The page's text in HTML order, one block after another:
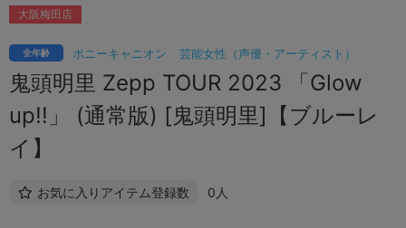
ポニーキャニオン 芸能女性（声優・アーティスト）
全年齢
鬼頭明里 Zepp TOUR 2023 「Glow
up!!」 (通常版) [鬼頭明里]【ブルーレ
イ】
お気に入りアイテム登録数 0人
大阪梅田店